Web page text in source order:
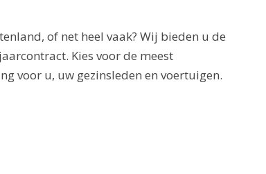
of net heel vaak? Wij bieden u de
Kies voor de meest
voor u, uw gezinsleden en voertuigen.